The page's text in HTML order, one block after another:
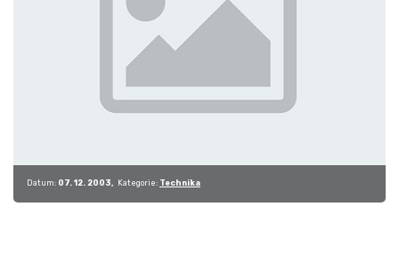
Datum: 07. 12. 2003 Kategorie: Technika